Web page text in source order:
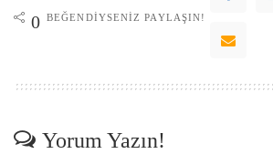
0 BEĞENDIYSENIZ PAYLAŞIN!
Yorum Yazın!